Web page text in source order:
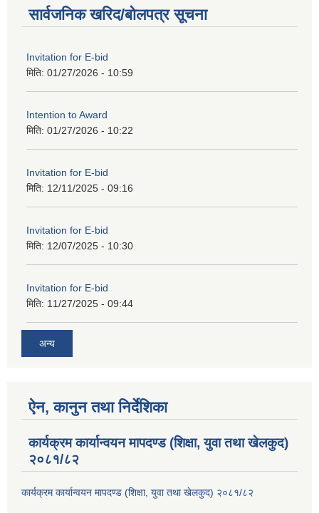
सार्वजनिक खरिद/बोलपत्र सूचना
Invitation for E-bid
मिति: 01/27/2026 - 10:59
Intention to Award
मिति: 01/27/2026 - 10:22
Invitation for E-bid
मिति: 12/11/2025 - 09:16
Invitation for E-bid
मिति: 12/07/2025 - 10:30
Invitation for E-bid
मिति: 11/27/2025 - 09:44
अन्य
ऐन, कानुन तथा निर्देशिका
कार्यक्रम कार्यान्वयन मापदण्ड (शिक्षा, युवा तथा खेलकुद)
२०८१/८२
कार्यक्रम कार्यान्वयन मापदण्ड (शिक्षा, युवा तथा खेलकुद) २०८१/८२